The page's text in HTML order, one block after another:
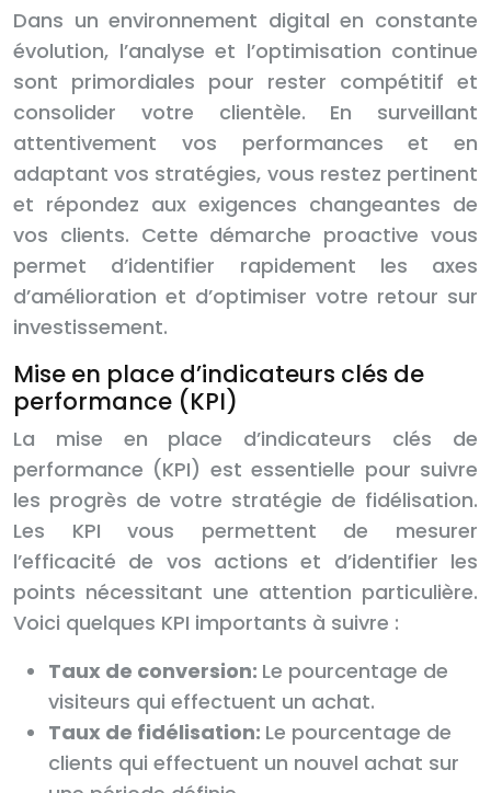
Dans un environnement digital en constante
évolution, l’analyse et l’optimisation continue
sont primordiales pour rester compétitif et
consolider votre clientèle. En surveillant
attentivement vos performances et en
adaptant vos stratégies, vous restez pertinent
et répondez aux exigences changeantes de
vos clients. Cette démarche proactive vous
permet d’identifier rapidement les axes
d’amélioration et d’optimiser votre retour sur
investissement.
Mise en place d’indicateurs clés de
performance (KPI)
La mise en place d’indicateurs clés de
performance (KPI) est essentielle pour suivre
les progrès de votre stratégie de fidélisation.
Les KPI vous permettent de mesurer
l’efficacité de vos actions et d’identifier les
points nécessitant une attention particulière.
Voici quelques KPI importants à suivre :
Taux de conversion: Le pourcentage de
visiteurs qui effectuent un achat.
Taux de fidélisation: Le pourcentage de
clients qui effectuent un nouvel achat sur